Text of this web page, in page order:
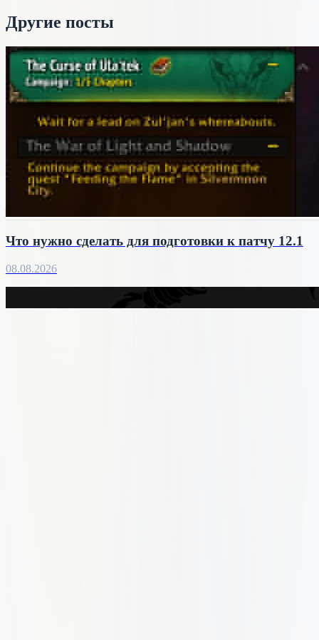
Другие посты
Что нужно сделать для подготовки к патчу 12.1
08.08.2026